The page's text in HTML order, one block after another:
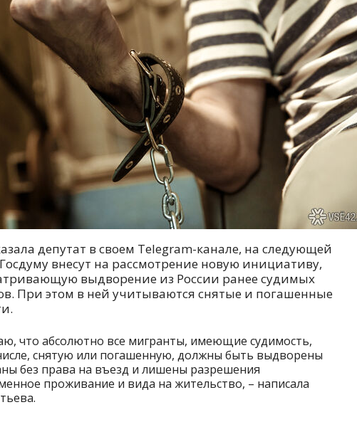
депутат в своем Telegram-канале, на следующей
внесут на рассмотрение новую инициативу,
выдворение из России ранее судимых
При этом в ней учитываются снятые и погашенные
что абсолютно все мигранты, имеющие судимость,
снятую или погашенную, должны быть выдворены
без права на въезд и лишены разрешения
проживание и вида на жительство, – написала